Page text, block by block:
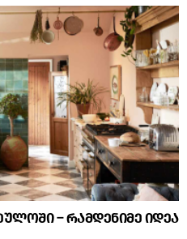
– რამდენიმე იდეა